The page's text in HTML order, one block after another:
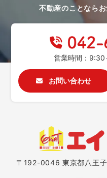
不動産のことなら
営業時間：9:30
お問い合わせ
〒192-0046 東京都八王